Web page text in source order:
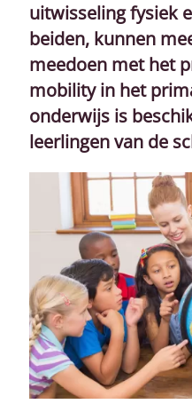
uitwisseling fysiek
beiden, kunnen
meedoen met het
mobility in het
onderwijs is
leerlingen van de